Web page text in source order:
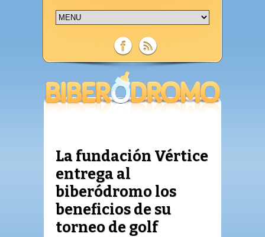
La fundación Vértice
entrega al
biberódromo los
beneficios de su
torneo de golf